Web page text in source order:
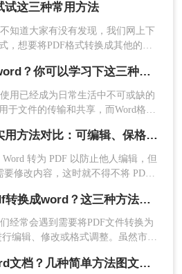
式后，即可快速完成转换。
装软件，方便快捷，支持多
能受网络速度和服务器性能
的网址：
试这三种常用方法
知道大家有没有发现，我们网上下
，想要将PDF格式转换成其他的格
题，一起来看看吧。
文件pdf怎么转换成word？你可以学习下这三种方法！
用已经成为日常生活中不可或缺的
于文件的传输和共享，而Word格式
的情况。那么文件pdf怎么转换成
见的方法，帮助您轻松实现文件格
PDF转Word的三种实用方法对比：可编辑、保格式、避风险！
转为 PDF 以防止他人编辑，但
修改内容，这时就不得不将 PDF
至文件受损。那么 PDF 如何改成
量、操作难度、文件安全、批量能
方法，帮助您快速选出最合适的那
电脑上如何免费将pdf转换成word？这三种方法你可以试试！
经常会遇到需要将PDF文件转换为
编辑、修改或格式调整。虽然市面
多种免费的方法可以实现PDF到pdf文件如何改成word文档？几种简单方法图文教程！